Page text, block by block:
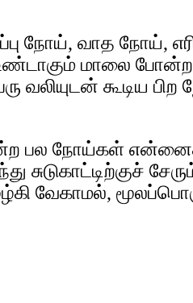
நோய், வாத நோய்,
மாலை
வலியுடன் கூடிய
பல நோய்கள்
சுடுகாட்டிற்குச்
வேகாமல்,